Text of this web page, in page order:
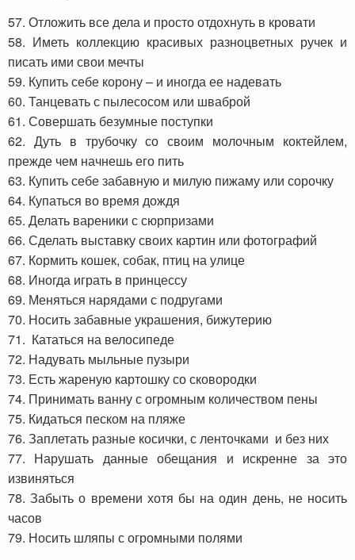
57. Отложить все дела и просто отдохнуть в кровати
58. Иметь коллекцию красивых разноцветных ручек и
писать ими свои мечты
59. Купить себе корону – и иногда ее надевать
60. Танцевать с пылесосом или шваброй
61. Совершать безумные поступки
62. Дуть в трубочку со своим молочным коктейлем,
прежде чем начнешь его пить
63. Купить себе забавную и милую пижаму или сорочку
64. Купаться во время дождя
65. Делать вареники с сюрпризами
66. Сделать выставку своих картин или фотографий
67. Кормить кошек, собак, птиц на улице
68. Иногда играть в принцессу
69. Меняться нарядами с подругами
70. Носить забавные украшения, бижутерию
71. Кататься на велосипеде
72. Надувать мыльные пузыри
73. Есть жареную картошку со сковородки
74. Принимать ванну с огромным количеством пены
75. Кидаться песком на пляже
76. Заплетать разные косички, с ленточками и без них
77. Нарушать данные обещания и искренне за это
извиняться
78. Забыть о времени хотя бы на один день, не носить
часов
79. Носить шляпы с огромными полями